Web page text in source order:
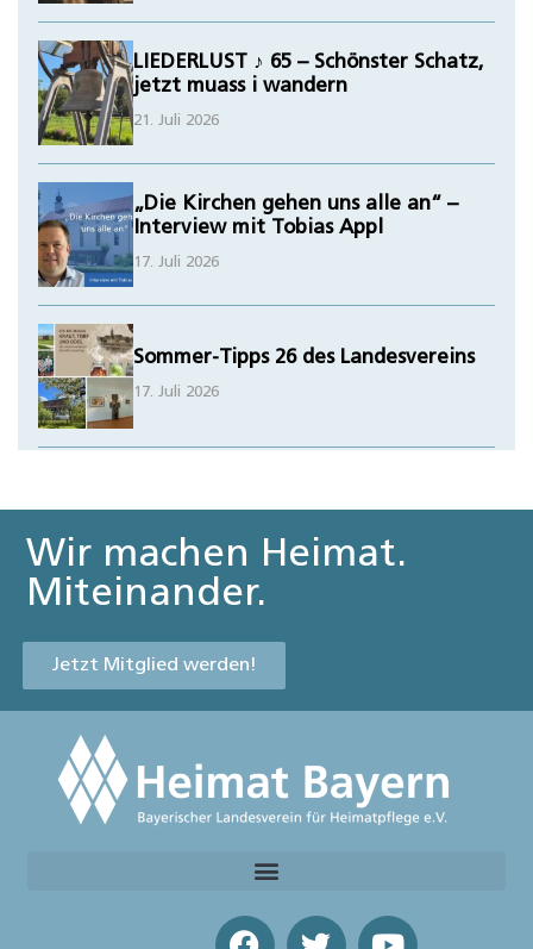
LIEDERLUST ♪ 65 – Schönster Schatz,
jetzt muass i wandern
21. Juli 2026
„Die Kirchen gehen uns alle an“ –
Interview mit Tobias Appl
17. Juli 2026
Sommer-Tipps 26 des Landesvereins
17. Juli 2026
Wir machen Heimat.
Miteinander.
Jetzt Mitglied werden!